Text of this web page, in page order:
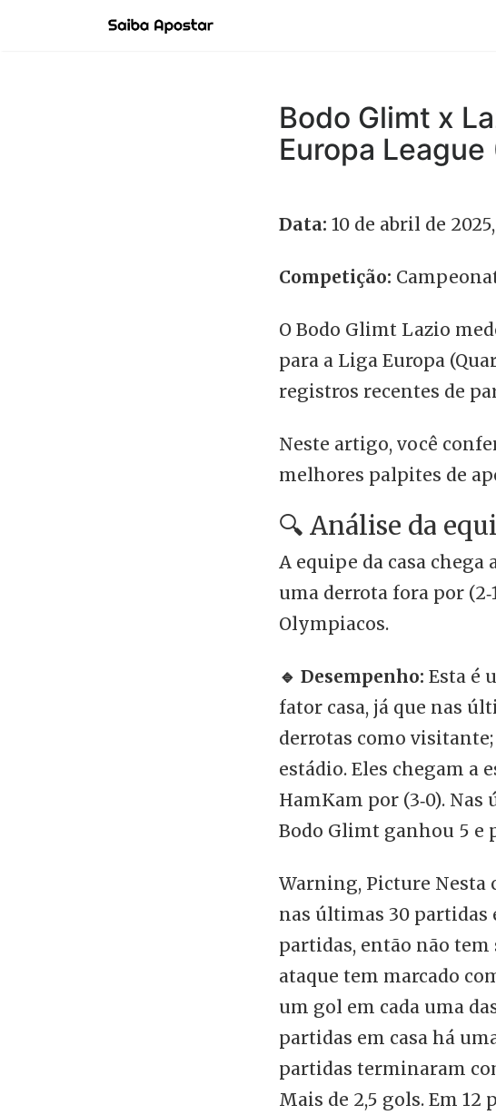
Bodo Glimt x
Europa League
Data: 10 de abril de
Competição:
O Bodo Glimt Lazio
para a Liga Europa
registros recentes de
Neste artigo, você
melhores palpites de
🔍 Análise da
A equipe da casa chega
uma derrota fora por
Olympiacos.
🔹 Desempenho: Esta é
fator casa, já que nas
derrotas como visitante;
estádio. Eles chegam a
HamKam por (3‑0).
Bodo Glimt ganhou 5 e
Warning, Picture Nesta
nas últimas 30 partidas
partidas, então não
ataque tem marcado
um gol em cada uma
partidas em casa há
partidas terminaram
Mais de 2,5 gols. Em